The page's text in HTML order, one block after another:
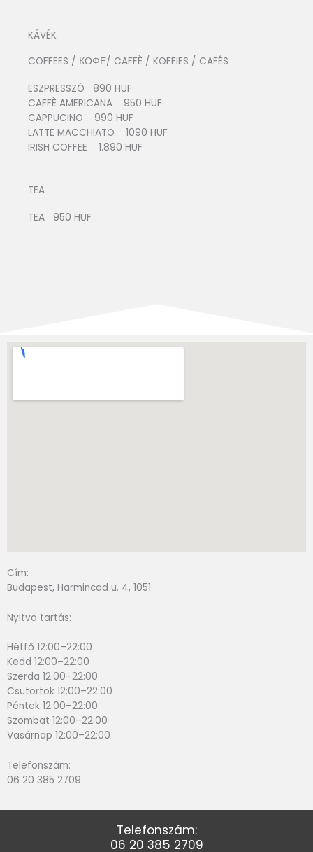
KÁVÉK
COFFEES / КОФЕ/ CAFFÈ / KOFFIES / CAFÉS
ESZPRESSZÓ 890 HUF
CAFFÈ AMERICANA 950 HUF
CAPPUCINO 990 HUF
LATTE MACCHIATO 1090 HUF
IRISH COFFEE 1.890 HUF
TEA
TEA 950 HUF
Cím:
Budapest, Harmincad u. 4, 1051
Nyitva tartás:
Hétfő 12:00–22:00
Kedd 12:00–22:00
Szerda 12:00–22:00
Csütörtök 12:00–22:00
Péntek 12:00–22:00
Szombat 12:00–22:00
Vasárnap 12:00–22:00
Telefonszám:
06 20 385 2709
Telefonszám:
06 20 385 2709